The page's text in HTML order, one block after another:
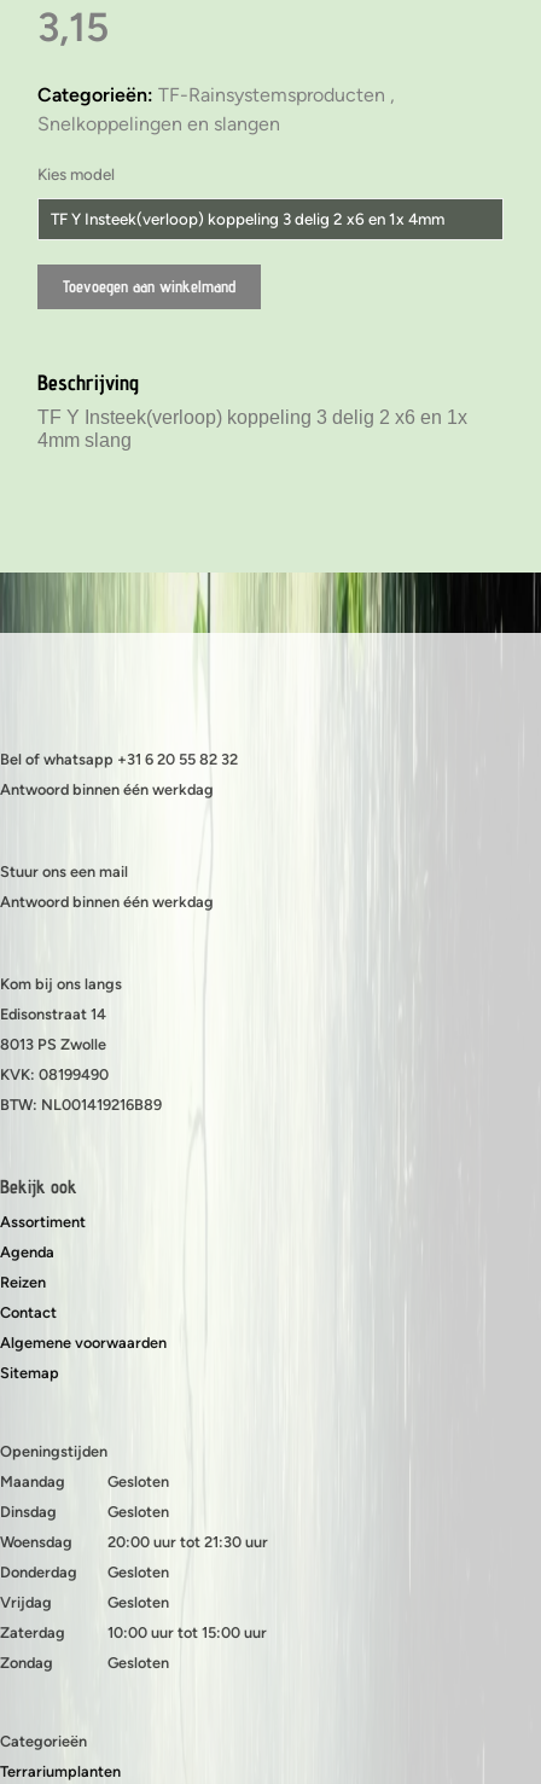
3,15
Categorieën: TF-Rainsystemsproducten ,
Snelkoppelingen en slangen
Kies model
TF Y Insteek(verloop) koppeling 3 delig 2 x6 en 1x 4mm
TF Y Insteek koppelingen 3 delig 4mm
TF Y Insteek koppelingen 3 delig 6mm
TF Y Insteek(verloop) koppeling 3 delig 2 x6 en 1x 4mm
Toevoegen aan winkelmand
Beschrijving
TF Y Insteek(verloop) koppeling 3 delig 2 x6 en 1x
4mm slang
Bel of whatsapp +31 6 20 55 82 32
Antwoord binnen één werkdag
Stuur ons een mail
Antwoord binnen één werkdag
Kom bij ons langs
Edisonstraat 14
8013 PS Zwolle
KVK: 08199490
BTW: NL001419216B89
Bekijk ook
Assortiment
Agenda
Reizen
Contact
Algemene voorwaarden
Sitemap
Openingstijden
Maandag
Dinsdag
Woensdag
Donderdag
Vrijdag
Zaterdag
Zondag
Gesloten
Gesloten
20:00 uur tot 21:30 uur
Gesloten
Gesloten
10:00 uur tot 15:00 uur
Gesloten
Categorieën
Terrariumplanten